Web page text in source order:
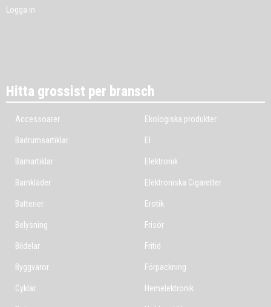
Logga in
Hitta grossist per bransch
Accessoarer
Badrumsartiklar
Barnartiklar
Barnkläder
Batterier
Belysning
Bildelar
Byggvaror
Cyklar
Ekologiska produkter
El
Elektronik
Elektroniska Cigaretter
Erotik
Frisör
Fritid
Förpackning
Hemelektronik